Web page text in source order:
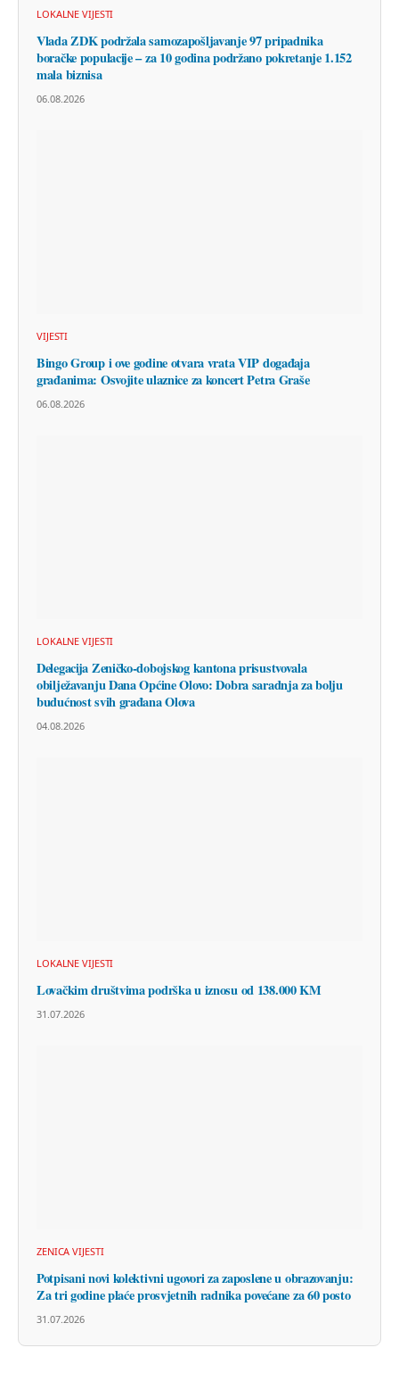
LOKALNE VIJESTI
Vlada ZDK podržala samozapošljavanje 97 pripadnika
boračke populacije – za 10 godina podržano pokretanje 1.152
mala biznisa
06.08.2026
VIJESTI
Bingo Group i ove godine otvara vrata VIP događaja
građanima: Osvojite ulaznice za koncert Petra Graše
06.08.2026
LOKALNE VIJESTI
Delegacija Zeničko-dobojskog kantona prisustvovala
obilježavanju Dana Općine Olovo: Dobra saradnja za bolju
budućnost svih građana Olova
04.08.2026
LOKALNE VIJESTI
Lovačkim društvima podrška u iznosu od 138.000 KM
31.07.2026
ZENICA VIJESTI
Potpisani novi kolektivni ugovori za zaposlene u obrazovanju:
Za tri godine plaće prosvjetnih radnika povećane za 60 posto
31.07.2026